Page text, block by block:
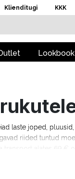
Klienditugi KKK
Lookbook
laste joped,
riided tuntud